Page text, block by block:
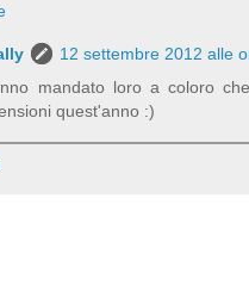
12 settembre 2012 alle
mandato loro a coloro
quest'anno :)